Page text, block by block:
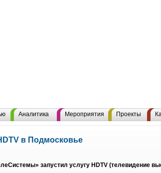
Аналитика Мероприятия Проекты
в Подмосковье
запустил услугу HDTV (телевидение